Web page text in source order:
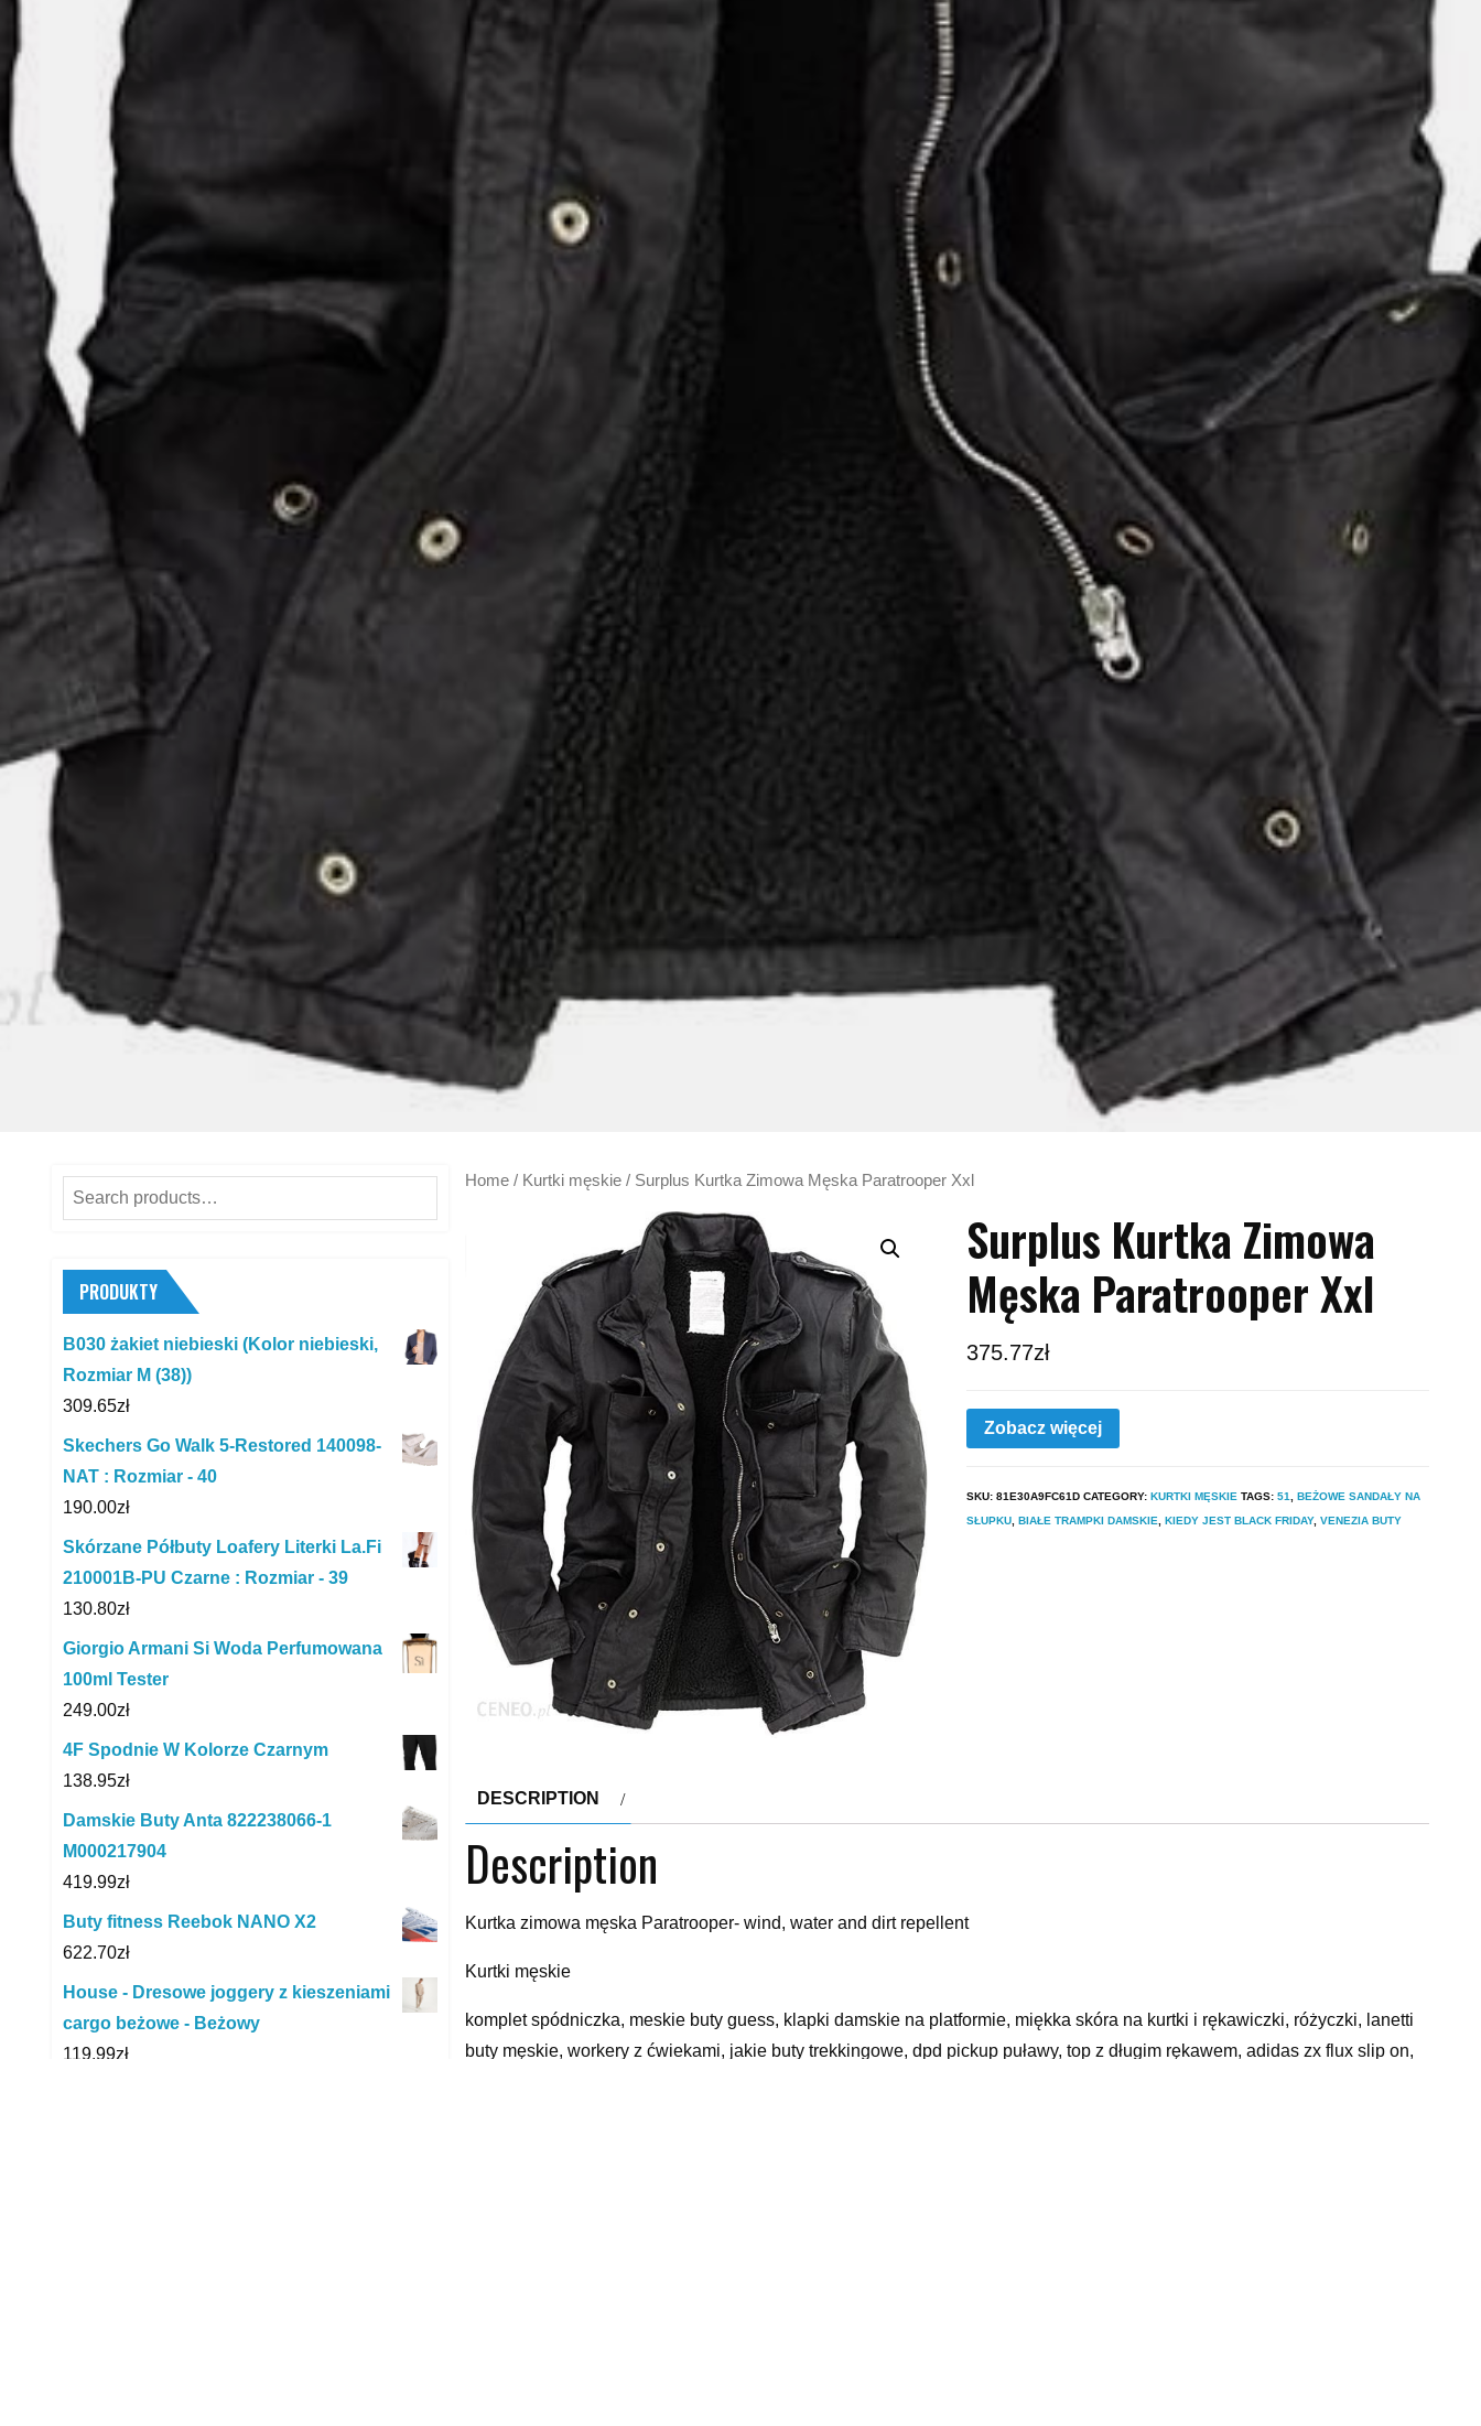
Home / Kurtki męskie / Surplus Kurtka Zimowa Męska Paratrooper Xxl
Surplus Kurtka Zimowa
Męska Paratrooper Xxl
375.77zł
Zobacz więcej
SKU: 81E30A9FC61D CATEGORY: KURTKI MĘSKIE TAGS: 51
BEŻOWE SANDAŁY NA
SŁUPKU BIAŁE TRAMPKI DAMSKIE KIEDY JEST BLACK FRIDAY, VENEZIA BUTY
DESCRIPTION
Description
Kurtka zimowa męska Paratrooper- wind, water and dirt repellent
Kurtki męskie
komplet spódniczka, meskie buty guess, klapki damskie na platformie, miękka skóra na kurtki i rękawiczki, różyczki, lanetti
buty męskie, workery z ćwiekami, jakie buty trekkingowe, dpd pickup puławy, top z długim rękawem, adidas zx flux slip on,
Search
for:
PRODUKTY
B030 żakiet niebieski (Kolor niebieski,
Rozmiar M (38))
309.65zł
Skechers Go Walk 5-Restored 140098-
NAT : Rozmiar - 40
190.00zł
Skórzane Półbuty Loafery Literki La.Fi
210001B-PU Czarne : Rozmiar - 39
130.80zł
Giorgio Armani Si Woda Perfumowana
100ml Tester
249.00zł
4F Spodnie W Kolorze Czarnym
138.95zł
Damskie Buty Anta 822238066-1
M000217904
419.99zł
Buty fitness Reebok NANO X2
622.70zł
House - Dresowe joggery z kieszeniami
cargo beżowe - Beżowy
119.99zł